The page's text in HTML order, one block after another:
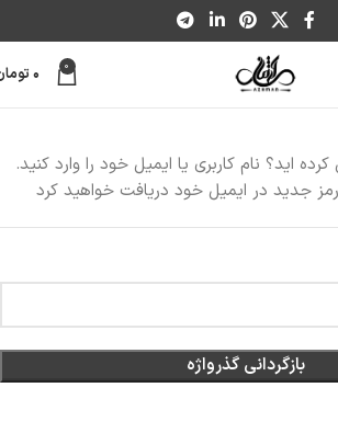
0 ۰
اید؟ نام کاربری یا ایمیل خود را وارد کنید.
جدید در ایمیل خود دریافت خواهید کرد
بازگردانی گذرواژه